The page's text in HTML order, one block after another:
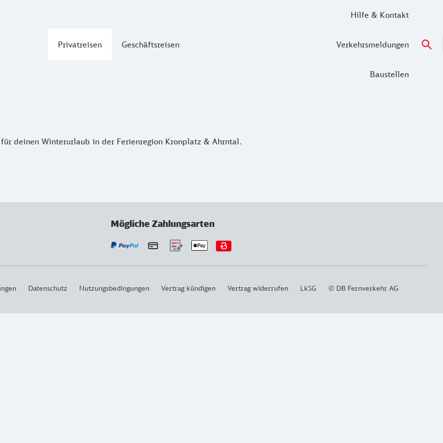
Privatreisen Geschäftsreisen
Hilfe & Kontakt
Verkehrsmeldungen
Baustellen
deinen Winterurlaub in der Ferienregion Kronplatz & Ahrntal.
Mögliche Zahlungsarten
Datenschutz Nutzungsbedingungen Vertrag kündigen Vertrag widerrufen LkSG © DB Fernverkehr AG